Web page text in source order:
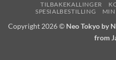
TILBAKEKALLINGER
SPESIALBESTILLING
MIN
Copyright 2026 © Neo Tokyo by
from